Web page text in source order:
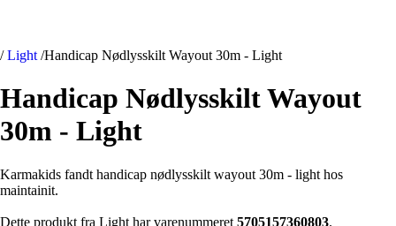
/ Light /Handicap Nødlysskilt Wayout 30m - Light
Handicap Nødlysskilt Wayout
30m - Light
Karmakids fandt handicap nødlysskilt wayout 30m - light hos
maintainit.
Dette produkt fra Light har varenummeret 5705157360803.